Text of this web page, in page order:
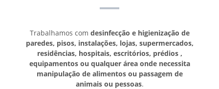
Trabalhamos com desinfecção e higienização de
paredes, pisos, instalações, lojas, supermercados,
residências, hospitais, escritórios, prédios ,
equipamentos ou qualquer área onde necessita
manipulação de alimentos ou passagem de
animais ou pessoas.